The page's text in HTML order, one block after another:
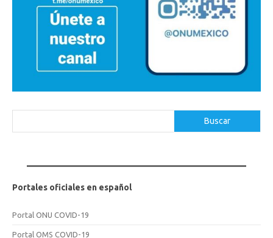
Buscar
Portales oficiales en español
Portal ONU COVID-19
Portal OMS COVID-19